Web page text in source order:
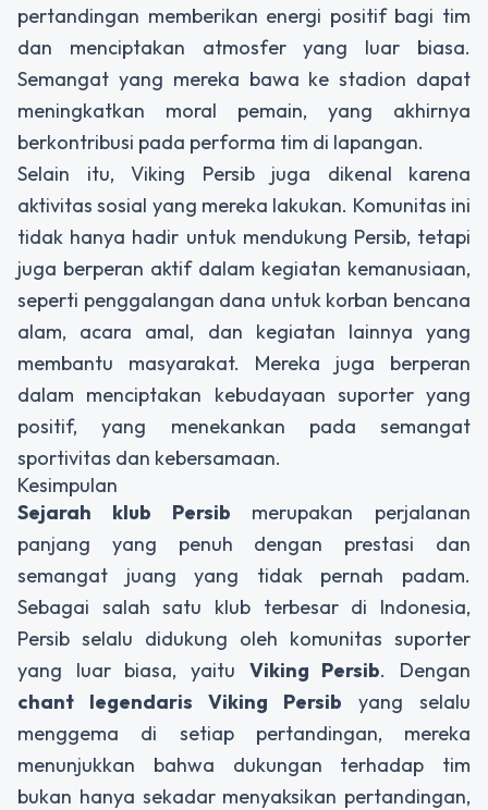
pertandingan memberikan energi positif bagi tim
dan menciptakan atmosfer yang luar biasa.
Semangat yang mereka bawa ke stadion dapat
meningkatkan moral pemain, yang akhirnya
berkontribusi pada performa tim di lapangan.
Selain itu, Viking Persib juga dikenal karena
aktivitas sosial yang mereka lakukan. Komunitas ini
tidak hanya hadir untuk mendukung Persib, tetapi
juga berperan aktif dalam kegiatan kemanusiaan,
seperti penggalangan dana untuk korban bencana
alam, acara amal, dan kegiatan lainnya yang
membantu masyarakat. Mereka juga berperan
dalam menciptakan kebudayaan suporter yang
positif, yang menekankan pada semangat
sportivitas dan kebersamaan.
Kesimpulan
Sejarah klub Persib merupakan perjalanan
panjang yang penuh dengan prestasi dan
semangat juang yang tidak pernah padam.
Sebagai salah satu klub terbesar di Indonesia,
Persib selalu didukung oleh komunitas suporter
yang luar biasa, yaitu Viking Persib. Dengan
chant legendaris Viking Persib yang selalu
menggema di setiap pertandingan, mereka
menunjukkan bahwa dukungan terhadap tim
bukan hanya sekadar menyaksikan pertandingan,